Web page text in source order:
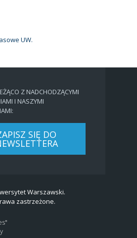
UW.
Z NADCHODZĄCYMI
I NASZYMI
SIĘ DO
Warszawski.
zastrzeżone.